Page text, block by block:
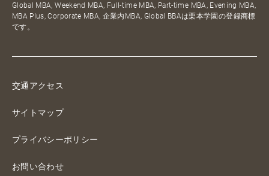
Global MBA, Weekend MBA, Full-time MBA, Part-time MBA, Evening MBA,
MBA Plus, Corporate MBA, 企業内MBA, Global BBAは栗本学園の登録商標
です。
交通アクセス
サイトマップ
プライバシーポリシー
お問い合わせ